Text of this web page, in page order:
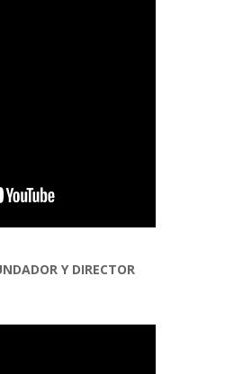
Y DIRECTOR